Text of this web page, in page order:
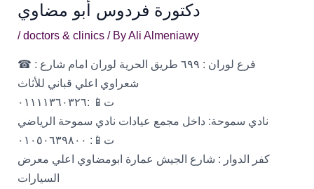
دكتورة فردوس أبو مضاوي
/doctors & clinics / By Ali Almeniawy
☎ : فرع لوران : ٦٩٩ طريق الحرية لوران امام شارع
شعراوي اعلي قباني للأثاث
ت📱 :٠١١١١٣٦٠٣٢٦
نادي سموحة: داخل مجمع عيادات نادي سموحة الرياضي
ت📱: ٠١٠٥٠٦٣٩٨٠٠
كفر الدوار : شارع الجيش عمارة ابومضاوي اعلي معرض
السيارات